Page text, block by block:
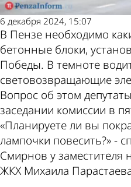
6 декабря 2024, 15:07
В Пензе необходимо
бетонные блоки,
Победы. В темноте
световозвращающие
Вопрос об этом
заседании комиссии в
«Планируете ли вы
лампочки повесить?» -
Смирнов у заместителя
ЖКХ Михаила